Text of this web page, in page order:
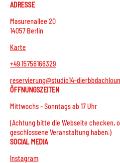
ADRESSE
Masurenallee 20
14057 Berlin
Karte
+49 15756166329
reservierung@studio14-
ÖFFNUNGSZEITEN
Mittwochs - Sonntags ab 17 Uhr
(Achtung bitte die Webseite checken,
geschlossene Veranstaltung haben.)
SOCIAL MEDIA
Instagram